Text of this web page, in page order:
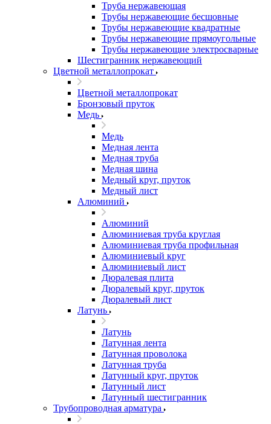
Труба нержавеющая
Трубы нержавеющие бесшовные
Трубы нержавеющие квадратные
Трубы нержавеющие прямоугольные
Трубы нержавеющие электросварные
Шестигранник нержавеющий
Цветной металлопрокат
Цветной металлопрокат
Бронзовый пруток
Медь
Медь
Медная лента
Медная труба
Медная шина
Медный круг, пруток
Медный лист
Алюминий
Алюминий
Алюминиевая труба круглая
Алюминиевая труба профильная
Алюминиевый круг
Алюминиевый лист
Дюралевая плита
Дюралевый круг, пруток
Дюралевый лист
Латунь
Латунь
Латунная лента
Латунная проволока
Латунная труба
Латунный круг, пруток
Латунный лист
Латунный шестигранник
Трубопроводная арматура